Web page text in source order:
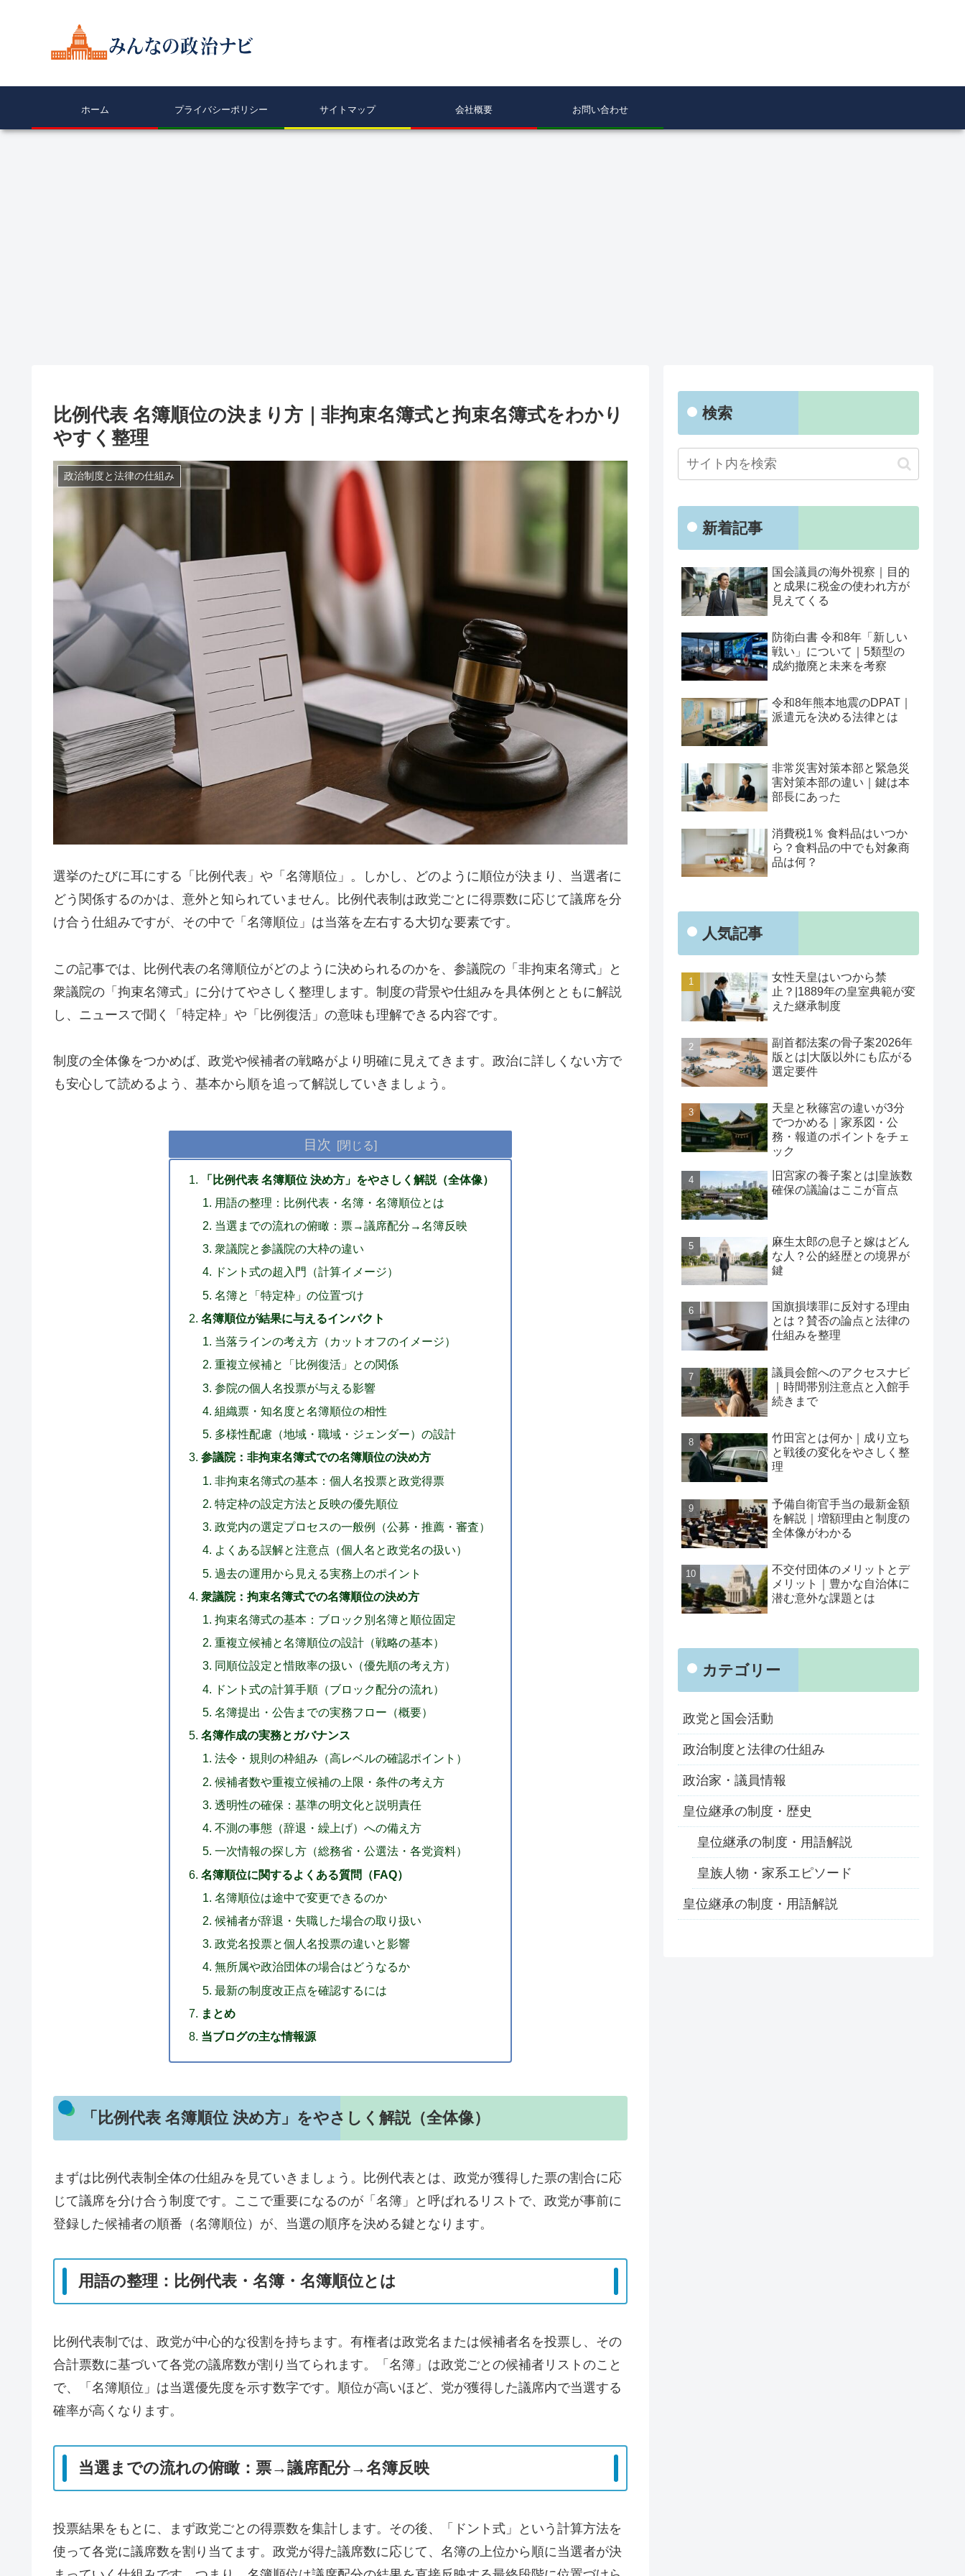
ホーム プライバシーポリシー サイトマップ 会社概要 お問い合わせ
比例代表 名簿順位の決まり方｜非拘束名簿式と拘束名簿式をわかり
やすく整理
政治制度と法律の仕組み
選挙のたびに耳にする「比例代表」や「名簿順位」。しかし、どのように順位が決まり、当選者に
どう関係するのかは、意外と知られていません。比例代表制は政党ごとに得票数に応じて議席を分
け合う仕組みですが、その中で「名簿順位」は当落を左右する大切な要素です。
この記事では、比例代表の名簿順位がどのように決められるのかを、参議院の「非拘束名簿式」と
衆議院の「拘束名簿式」に分けてやさしく整理します。制度の背景や仕組みを具体例とともに解説
し、ニュースで聞く「特定枠」や「比例復活」の意味も理解できる内容です。
制度の全体像をつかめば、政党や候補者の戦略がより明確に見えてきます。政治に詳しくない方で
も安心して読めるよう、基本から順を追って解説していきましょう。
目次
「比例代表 名簿順位 決め方」をやさしく解説（全体像）
用語の整理：比例代表・名簿・名簿順位とは
当選までの流れの俯瞰：票→議席配分→名簿反映
衆議院と参議院の大枠の違い
ドント式の超入門（計算イメージ）
名簿と「特定枠」の位置づけ
名簿順位が結果に与えるインパクト
当落ラインの考え方（カットオフのイメージ）
重複立候補と「比例復活」との関係
参院の個人名投票が与える影響
組織票・知名度と名簿順位の相性
多様性配慮（地域・職域・ジェンダー）の設計
参議院：非拘束名簿式での名簿順位の決め方
非拘束名簿式の基本：個人名投票と政党得票
特定枠の設定方法と反映の優先順位
政党内の選定プロセスの一般例（公募・推薦・審査）
よくある誤解と注意点（個人名と政党名の扱い）
過去の運用から見える実務上のポイント
衆議院：拘束名簿式での名簿順位の決め方
拘束名簿式の基本：ブロック別名簿と順位固定
重複立候補と名簿順位の設計（戦略の基本）
同順位設定と惜敗率の扱い（優先順の考え方）
ドント式の計算手順（ブロック配分の流れ）
名簿提出・公告までの実務フロー（概要）
名簿作成の実務とガバナンス
法令・規則の枠組み（高レベルの確認ポイント）
候補者数や重複立候補の上限・条件の考え方
透明性の確保：基準の明文化と説明責任
不測の事態（辞退・繰上げ）への備え方
一次情報の探し方（総務省・公選法・各党資料）
名簿順位に関するよくある質問（FAQ）
名簿順位は途中で変更できるのか
候補者が辞退・失職した場合の取り扱い
政党名投票と個人名投票の違いと影響
無所属や政治団体の場合はどうなるか
最新の制度改正点を確認するには
まとめ
当ブログの主な情報源
「比例代表 名簿順位 決め方」をやさしく解説（全体像）
まずは比例代表制全体の仕組みを見ていきましょう。比例代表とは、政党が獲得した票の割合に応
じて議席を分け合う制度です。ここで重要になるのが「名簿」と呼ばれるリストで、政党が事前に
登録した候補者の順番（名簿順位）が、当選の順序を決める鍵となります。
用語の整理：比例代表・名簿・名簿順位とは
比例代表制では、政党が中心的な役割を持ちます。有権者は政党名または候補者名を投票し、その
合計票数に基づいて各党の議席数が割り当てられます。「名簿」は政党ごとの候補者リストのこと
で、「名簿順位」は当選優先度を示す数字です。順位が高いほど、党が獲得した議席内で当選する
確率が高くなります。
当選までの流れの俯瞰：票→議席配分→名簿反映
投票結果をもとに、まず政党ごとの得票数を集計します。その後、「ドント式」という計算方法を
使って各党に議席数を割り当てます。政党が得た議席数に応じて、名簿の上位から順に当選者が決
検索
新着記事
国会議員の海外視察｜目的
と成果に税金の使われ方が
見えてくる
防衛白書 令和8年「新しい
戦い」について｜5類型の
成約撤廃と未来を考察
令和8年熊本地震のDPAT｜
派遣元を決める法律とは
非常災害対策本部と緊急災
害対策本部の違い｜鍵は本
部長にあった
消費税1％ 食料品はいつか
ら？食料品の中でも対象商
品は何？
人気記事
女性天皇はいつから禁
止？|1889年の皇室典範が変
えた継承制度
副首都法案の骨子案2026年
版とは|大阪以外にも広がる
選定要件
天皇と秋篠宮の違いが3分
でつかめる｜家系図・公
務・報道のポイントをチェ
ック
旧宮家の養子案とは|皇族数
確保の議論はここが盲点
麻生太郎の息子と嫁はどん
な人？公的経歴との境界が
鍵
国旗損壊罪に反対する理由
とは？賛否の論点と法律の
仕組みを整理
議員会館へのアクセスナビ
｜時間帯別注意点と入館手
続きまで
竹田宮とは何か｜成り立ち
と戦後の変化をやさしく整
理
予備自衛官手当の最新金額
を解説｜増額理由と制度の
全体像がわかる
不交付団体のメリットとデ
メリット｜豊かな自治体に
潜む意外な課題とは
カテゴリー
政党と国会活動
政治制度と法律の仕組み
政治家・議員情報
皇位継承の制度・歴史
皇位継承の制度・用語解説
皇族人物・家系エピソード
皇位継承の制度・用語解説